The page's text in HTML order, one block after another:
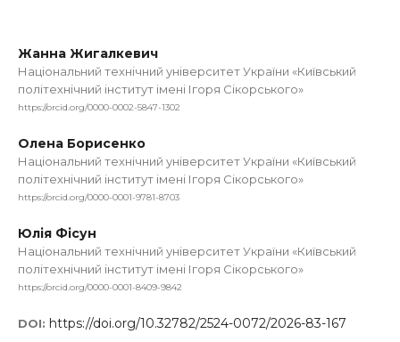
Жанна Жигалкевич
Національний технічний університет України «Київський
політехнічний інститут імені Ігоря Сікорського»
https://orcid.org/0000-0002-5847-1302
Олена Борисенко
Національний технічний університет України «Київський
політехнічний інститут імені Ігоря Сікорського»
https://orcid.org/0000-0001-9781-8703
Юлія Фісун
Національний технічний університет України «Київський
політехнічний інститут імені Ігоря Сікорського»
https://orcid.org/0000-0001-8409-9842
DOI: https://doi.org/10.32782/2524-0072/2026-83-167